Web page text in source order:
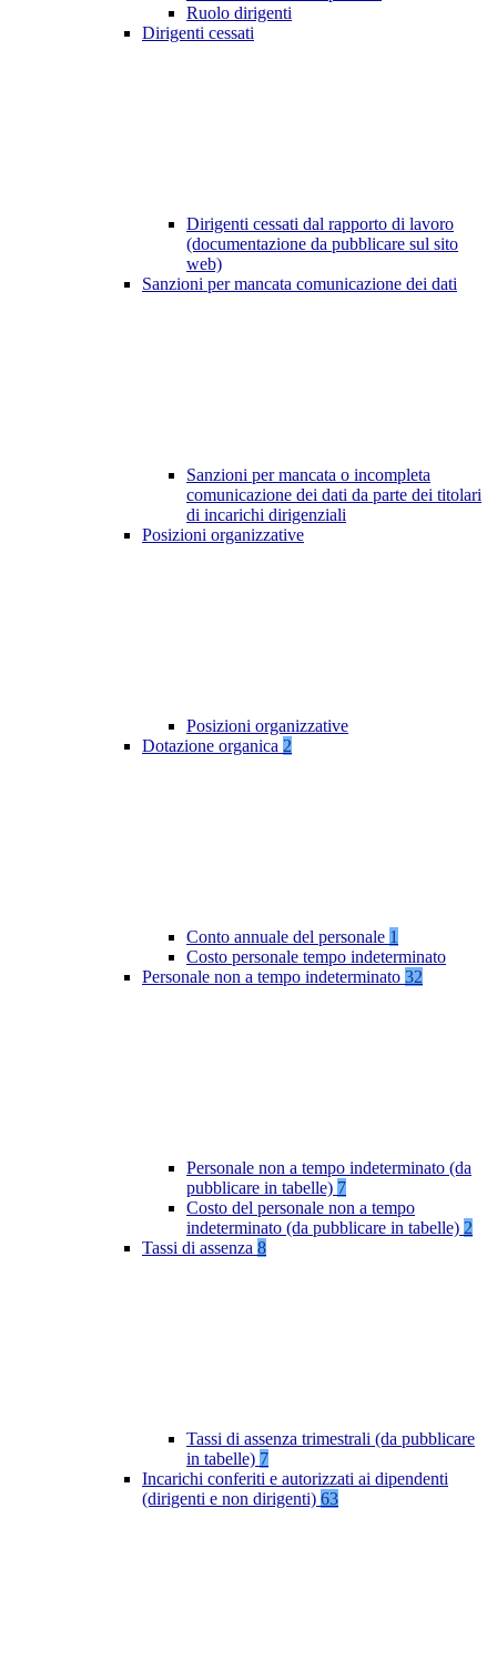
Ruolo dirigenti
Dirigenti cessati
Dirigenti cessati dal rapporto di lavoro
(documentazione da pubblicare sul sito
web)
Sanzioni per mancata comunicazione dei dati
Sanzioni per mancata o incompleta
comunicazione dei dati da parte dei titolari
di incarichi dirigenziali
Posizioni organizzative
Posizioni organizzative
Dotazione organica 2
Conto annuale del personale 1
Costo personale tempo indeterminato
Personale non a tempo indeterminato 32
Personale non a tempo indeterminato (da
pubblicare in tabelle) 7
Costo del personale non a tempo
indeterminato (da pubblicare in tabelle) 2
Tassi di assenza 8
Tassi di assenza trimestrali (da pubblicare
in tabelle) 7
Incarichi conferiti e autorizzati ai dipendenti
(dirigenti e non dirigenti) 63